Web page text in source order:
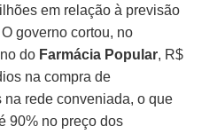
em relação à previsão
governo cortou, no
do Farmácia Popular, R$
na compra de
rede conveniada, o que
90% no preço dos